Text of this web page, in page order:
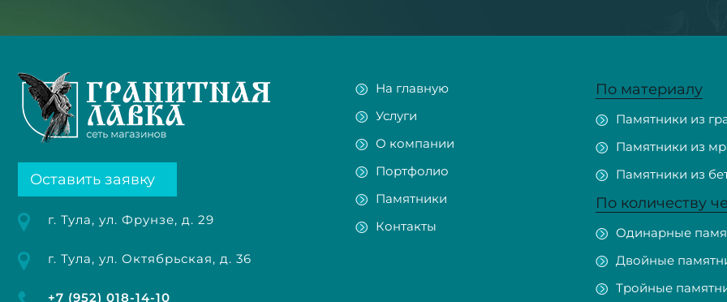
Оставить заявку
г. Тула, ул. Фрунзе, д. 29
г. Тула, ул. Октябрьская, д. 36
+7 (952) 018-14-10
На главную
Услуги
О компании
Портфолио
Памятники
Контакты
По материалу
Памятники из
Памятники из
Памятники из
По количеству
Одинарные
Двойные
Тройные